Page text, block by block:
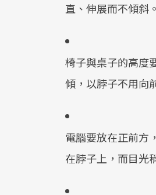
直、伸展而不傾斜。
椅子與桌子的高度
傾，以脖子不用向
電腦要放在正前方
在脖子上，而目光